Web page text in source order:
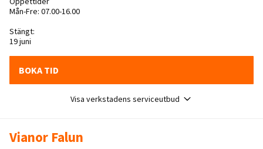
Mån-Fre: 07.00-16.00
Stängt:
19 juni
BOKA TID
Visa verkstadens serviceutbud
Vianor Falun